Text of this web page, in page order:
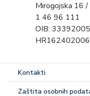
Mirogojska 16
1 46 96 111
OIB:
Kontakti
Zaštita osobnih